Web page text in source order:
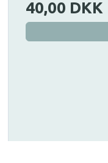
40,00 DKK